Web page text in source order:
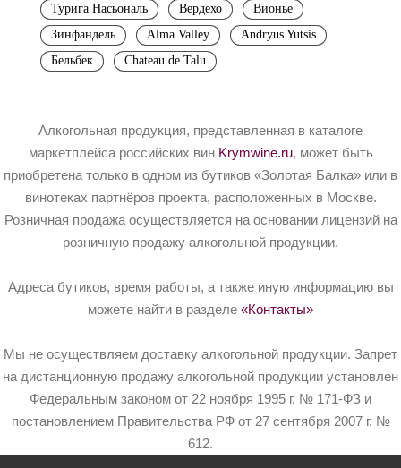
Турига Насьональ
Вердехо
Вионье
Зинфандель
Alma Valley
Andryus Yutsis
Бельбек
Chateau de Talu
Алкогольная продукция, представленная в каталоге
маркетплейса российских вин Krymwine.ru, может быть
приобретена только в одном из бутиков «Золотая Балка» или в
винотеках партнёров проекта, расположенных в Москве.
Розничная продажа осуществляется на основании лицензий на
розничную продажу алкогольной продукции.
Адреса бутиков, время работы, а также иную информацию вы
можете найти в разделе «Контакты»
Мы не осуществляем доставку алкогольной продукции. Запрет
на дистанционную продажу алкогольной продукции установлен
Федеральным законом от 22 ноября 1995 г. № 171-ФЗ и
постановлением Правительства РФ от 27 сентября 2007 г. №
612.